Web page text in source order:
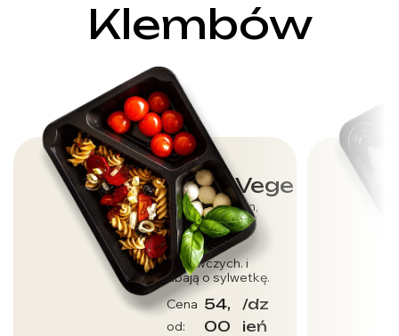
Klembów
Dieta Vege
Dla wegetarian,
którzy dbają o
dostarczenie
wartości
odżywczych. i
dbają o sylwetkę.
Cena
od:
54,
00
/dz
ień